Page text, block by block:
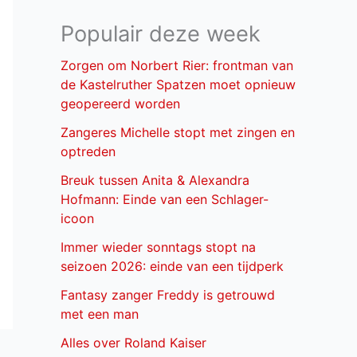
Populair deze week
Zorgen om Norbert Rier: frontman van
de Kastelruther Spatzen moet opnieuw
geopereerd worden
Zangeres Michelle stopt met zingen en
optreden
Breuk tussen Anita & Alexandra
Hofmann: Einde van een Schlager-
icoon
Immer wieder sonntags stopt na
seizoen 2026: einde van een tijdperk
Fantasy zanger Freddy is getrouwd
met een man
Alles over Roland Kaiser